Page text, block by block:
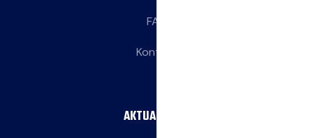
FAQ
Kontakt
AKTUALNOŚCI